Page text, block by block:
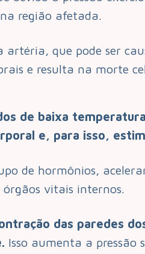
região afetada.
que pode ser
e resulta na morte
de baixa
e, para isso,
de hormônios,
vitais internos.
das paredes
Isso aumenta a pressão